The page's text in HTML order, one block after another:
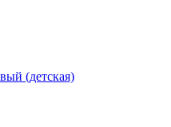
(детская)